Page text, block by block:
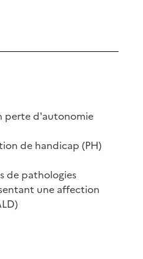
perte d'autonomie
de handicap (PH)
de pathologies
une affection